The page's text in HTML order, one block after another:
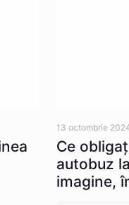
13 octombrie
Ce
autobuz
imagine,